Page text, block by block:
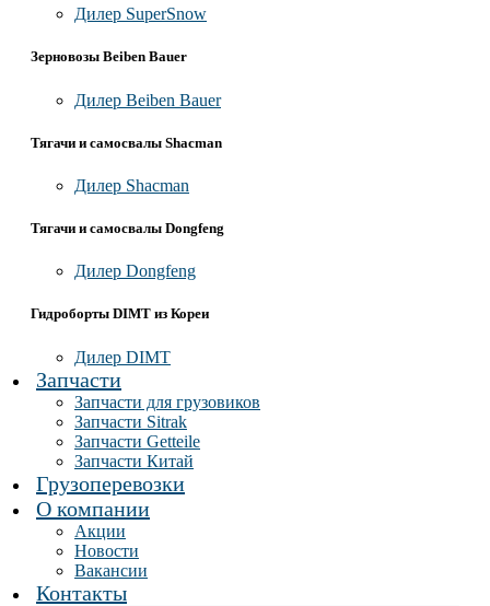
Дилер SuperSnow
Зерновозы Beiben Bauer
Дилер Beiben Bauer
Тягачи и самосвалы Shacman
Дилер Shacman
Тягачи и самосвалы Dongfeng
Дилер Dongfeng
Гидроборты DIMT из Кореи
Дилер DIMT
Запчасти
Запчасти для грузовиков
Запчасти Sitrak
Запчасти Getteile
Запчасти Китай
Грузоперевозки
О компании
Акции
Новости
Вакансии
Контакты